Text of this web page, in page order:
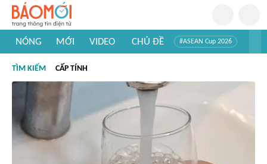
NÓNG MỚI VIDEO CHỦ ĐỀ #ASEAN Cup 2026
#Khám phá thế giới
TÌM KIẾM CẤP TÍNH